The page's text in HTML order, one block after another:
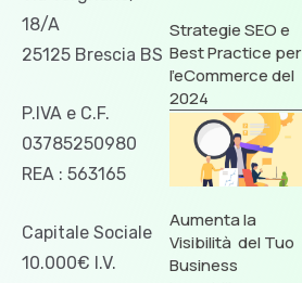
18/A
25125 Brescia BS
P.IVA e C.F.
03785250980
REA : 563165
Capitale Sociale
10.000€ I.V.
Strategie SEO e
Best Practice per
l’eCommerce del
2024
Aumenta la
Visibilità del Tuo
Business